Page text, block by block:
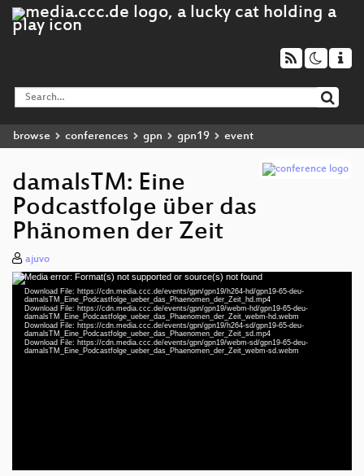
browse conferences gpn gpn19 event
damalsTM: Eine
Podcastfolge über das
Phänomen der Zeit
ajuvo
Video
Player
Media error: Format(s) not supported or source(s) not found
Download File: https://cdn.media.ccc.de/events/gpn/gpn19/h264-hd/gpn19-65-deu-
damalsTM_Eine_Podcastfolge_ueber_das_Phaenomen_der_Zeit_hd.mp4
Download File: https://cdn.media.ccc.de/events/gpn/gpn19/webm-hd/gpn19-65-deu-
damalsTM_Eine_Podcastfolge_ueber_das_Phaenomen_der_Zeit_webm-hd.webm
Download File: https://cdn.media.ccc.de/events/gpn/gpn19/h264-sd/gpn19-65-deu-
damalsTM_Eine_Podcastfolge_ueber_das_Phaenomen_der_Zeit_sd.mp4
Download File: https://cdn.media.ccc.de/events/gpn/gpn19/webm-sd/gpn19-65-deu-
damalsTM_Eine_Podcastfolge_ueber_das_Phaenomen_der_Zeit_webm-sd.webm
deu 1080p (mp4)